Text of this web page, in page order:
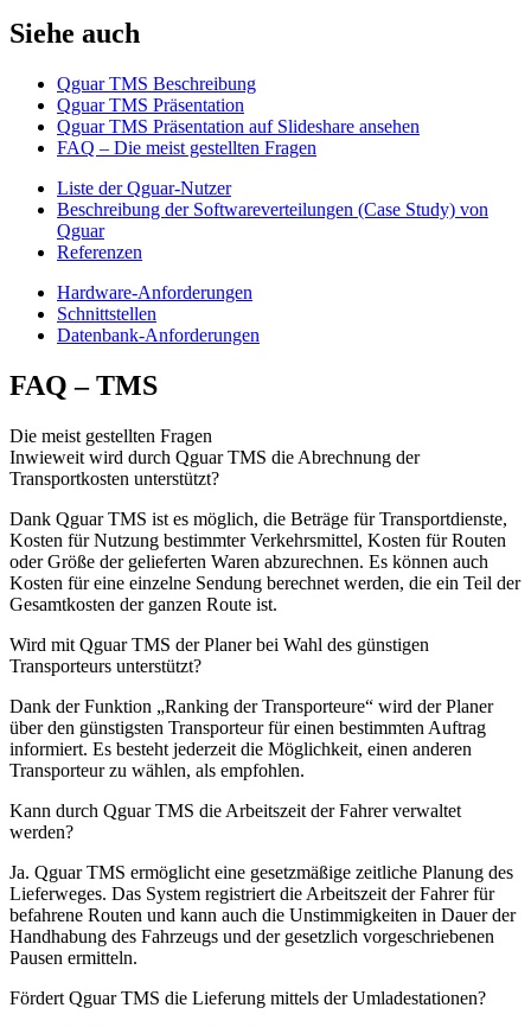
Siehe auch
Qguar TMS Beschreibung
Qguar TMS Präsentation
Qguar TMS Präsentation auf Slideshare ansehen
FAQ – Die meist gestellten Fragen
Liste der Qguar-Nutzer
Beschreibung der Softwareverteilungen (Case Study) von
Qguar
Referenzen
Hardware-Anforderungen
Schnittstellen
Datenbank-Anforderungen
FAQ – TMS
Die meist gestellten Fragen
Inwieweit wird durch Qguar TMS die Abrechnung der
Transportkosten unterstützt?
Dank Qguar TMS ist es möglich, die Beträge für Transportdienste,
Kosten für Nutzung bestimmter Verkehrsmittel, Kosten für Routen
oder Größe der gelieferten Waren abzurechnen. Es können auch
Kosten für eine einzelne Sendung berechnet werden, die ein Teil der
Gesamtkosten der ganzen Route ist.
Wird mit Qguar TMS der Planer bei Wahl des günstigen
Transporteurs unterstützt?
Dank der Funktion „Ranking der Transporteure“ wird der Planer
über den günstigsten Transporteur für einen bestimmten Auftrag
informiert. Es besteht jederzeit die Möglichkeit, einen anderen
Transporteur zu wählen, als empfohlen.
Kann durch Qguar TMS die Arbeitszeit der Fahrer verwaltet
werden?
Ja. Qguar TMS ermöglicht eine gesetzmäßige zeitliche Planung des
Lieferweges. Das System registriert die Arbeitszeit der Fahrer für
befahrene Routen und kann auch die Unstimmigkeiten in Dauer der
Handhabung des Fahrzeugs und der gesetzlich vorgeschriebenen
Pausen ermitteln.
Fördert Qguar TMS die Lieferung mittels der Umladestationen?